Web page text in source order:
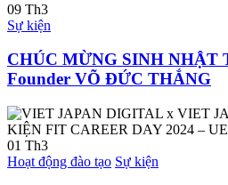
09 Th3
Sự kiện
CHÚC MỪNG SINH NHẬT
Founder VÕ ĐỨC THẮNG
01 Th3
Hoạt động đào tạo Sự kiện